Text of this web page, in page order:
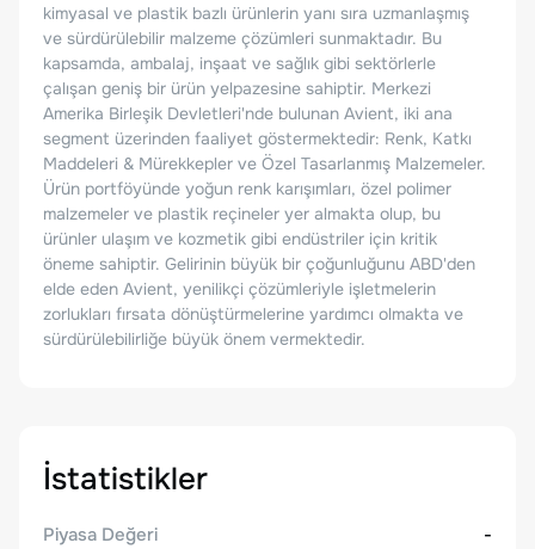
kimyasal ve plastik bazlı ürünlerin yanı sıra uzmanlaşmış
ve sürdürülebilir malzeme çözümleri sunmaktadır. Bu
kapsamda, ambalaj, inşaat ve sağlık gibi sektörlerle
çalışan geniş bir ürün yelpazesine sahiptir. Merkezi
Amerika Birleşik Devletleri'nde bulunan Avient, iki ana
segment üzerinden faaliyet göstermektedir: Renk, Katkı
Maddeleri & Mürekkepler ve Özel Tasarlanmış Malzemeler.
Ürün portföyünde yoğun renk karışımları, özel polimer
malzemeler ve plastik reçineler yer almakta olup, bu
ürünler ulaşım ve kozmetik gibi endüstriler için kritik
öneme sahiptir. Gelirinin büyük bir çoğunluğunu ABD'den
elde eden Avient, yenilikçi çözümleriyle işletmelerin
zorlukları fırsata dönüştürmelerine yardımcı olmakta ve
sürdürülebilirliğe büyük önem vermektedir.
İstatistikler
Piyasa Değeri
-